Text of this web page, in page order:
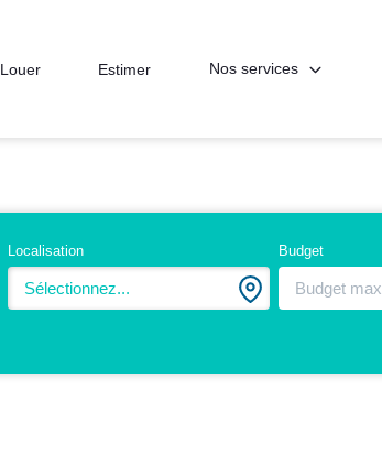
Louer Estimer Nos services
Localisation
Sélectionnez...
Budget